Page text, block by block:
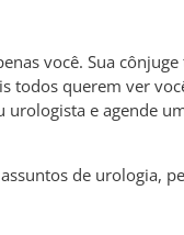
você. Sua
todos querem ver
urologista e agende
de urologia,